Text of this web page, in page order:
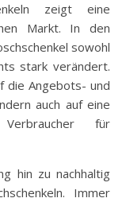
zeigt eine
Markt. In den
sowohl
stark verändert.
die Angebots- und
auch auf eine
für
hin zu nachhaltig
Immer